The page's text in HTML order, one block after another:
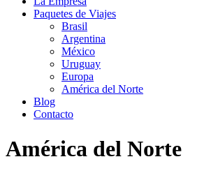
Paquetes de Viajes
Brasil
Argentina
México
Uruguay
Europa
América del Norte
Blog
Contacto
América del Norte